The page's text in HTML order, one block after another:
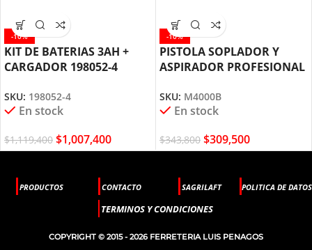
-10%
KIT DE BATERIAS 3AH +
CARGADOR 198052-4
SKU: 198052-4
En stock
$1,119,400 $1,007,400
-10%
PISTOLA SOPLADOR Y
ASPIRADOR PROFESIONAL
SKU: M4000B
En stock
$343,800 $309,500
PRODUCTOS CONTACTO SAGRILAFT POLITICA DE DATOS
TERMINOS Y CONDICIONES
COPYRIGHT © 2015 - 2026 FERRETERIA LUIS PENAGOS